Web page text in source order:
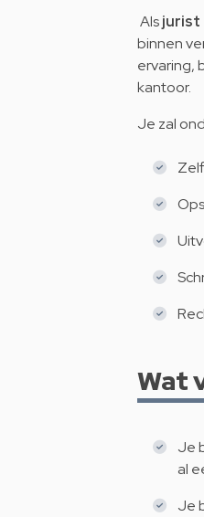
Alsjurist
binnen
ervaring,
kantoor.
Je zal
Wat
Je
al
Je